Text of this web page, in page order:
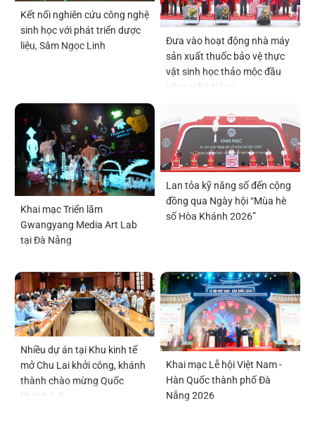
Kết nối nghiên cứu công nghệ
sinh học với phát triển dược
liệu, Sâm Ngọc Linh
Đưa vào hoạt động nhà máy
sản xuất thuốc bảo vệ thực
vật sinh học thảo mộc đầu
tiên tại Đà Nẵng
Khai mạc Triển lãm
Gwangyang Media Art Lab
tại Đà Nẵng
Lan tỏa kỹ năng số đến cộng
đồng qua Ngày hội “Mùa hè
số Hòa Khánh 2026”
Nhiều dự án tại Khu kinh tế
mở Chu Lai khởi công, khánh
thành chào mừng Quốc
khánh 2-9
Khai mạc Lễ hội Việt Nam -
Hàn Quốc thành phố Đà
Nẵng 2026